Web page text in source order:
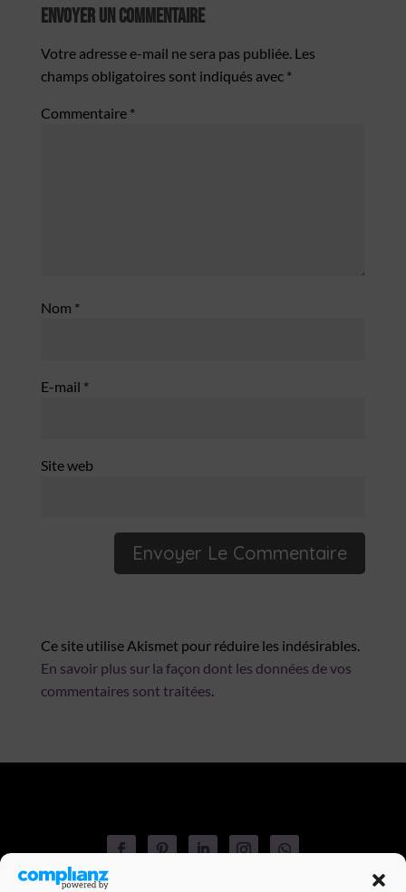
Envoyer Un Commentaire
Votre adresse e-mail ne sera pas publiée. Les
champs obligatoires sont indiqués avec *
Commentaire *
Nom *
E-mail *
Site web
Ce site utilise Akismet pour réduire les indésirables.
En savoir plus sur la façon dont les données de vos
commentaires sont traitées.